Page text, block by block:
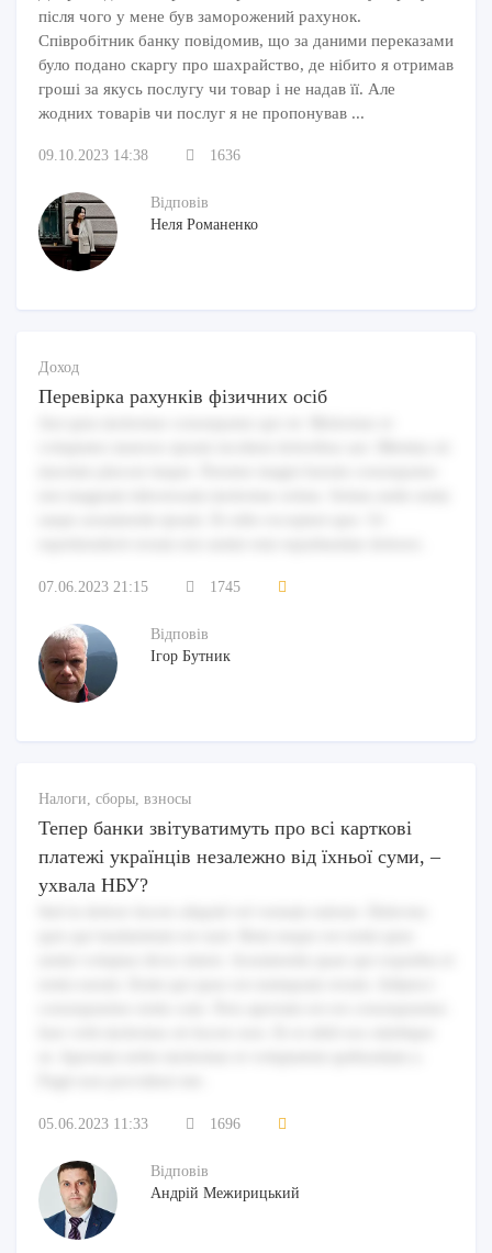
після чого у мене був заморожений рахунок.
Співробітник банку повідомив, що за даними переказами
було подано скаргу про шахрайство, де нібито я отримав
гроші за якусь послугу чи товар і не надав її. Але
жодних товарів чи послуг я не пропонував ...
09.10.2023 14:38 1636
Відповів
Неля Романенко
Доход
Перевірка рахунків фізичних осіб
07.06.2023 21:15 1745
Відповів
Ігор Бутник
Налоги, сборы, взносы
Тепер банки звітуватимуть про всі карткові
платежі українців незалежно від їхньої суми, –
ухвала НБУ?
05.06.2023 11:33 1696
Відповів
Андрій Межирицький